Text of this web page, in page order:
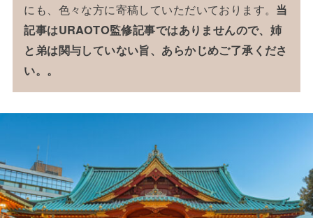
にも、色々な方に寄稿していただいております。 当
記事はURAOTO監修記事ではありませんので、姉
と弟は関与していない旨、あらかじめご了承くださ
い。。